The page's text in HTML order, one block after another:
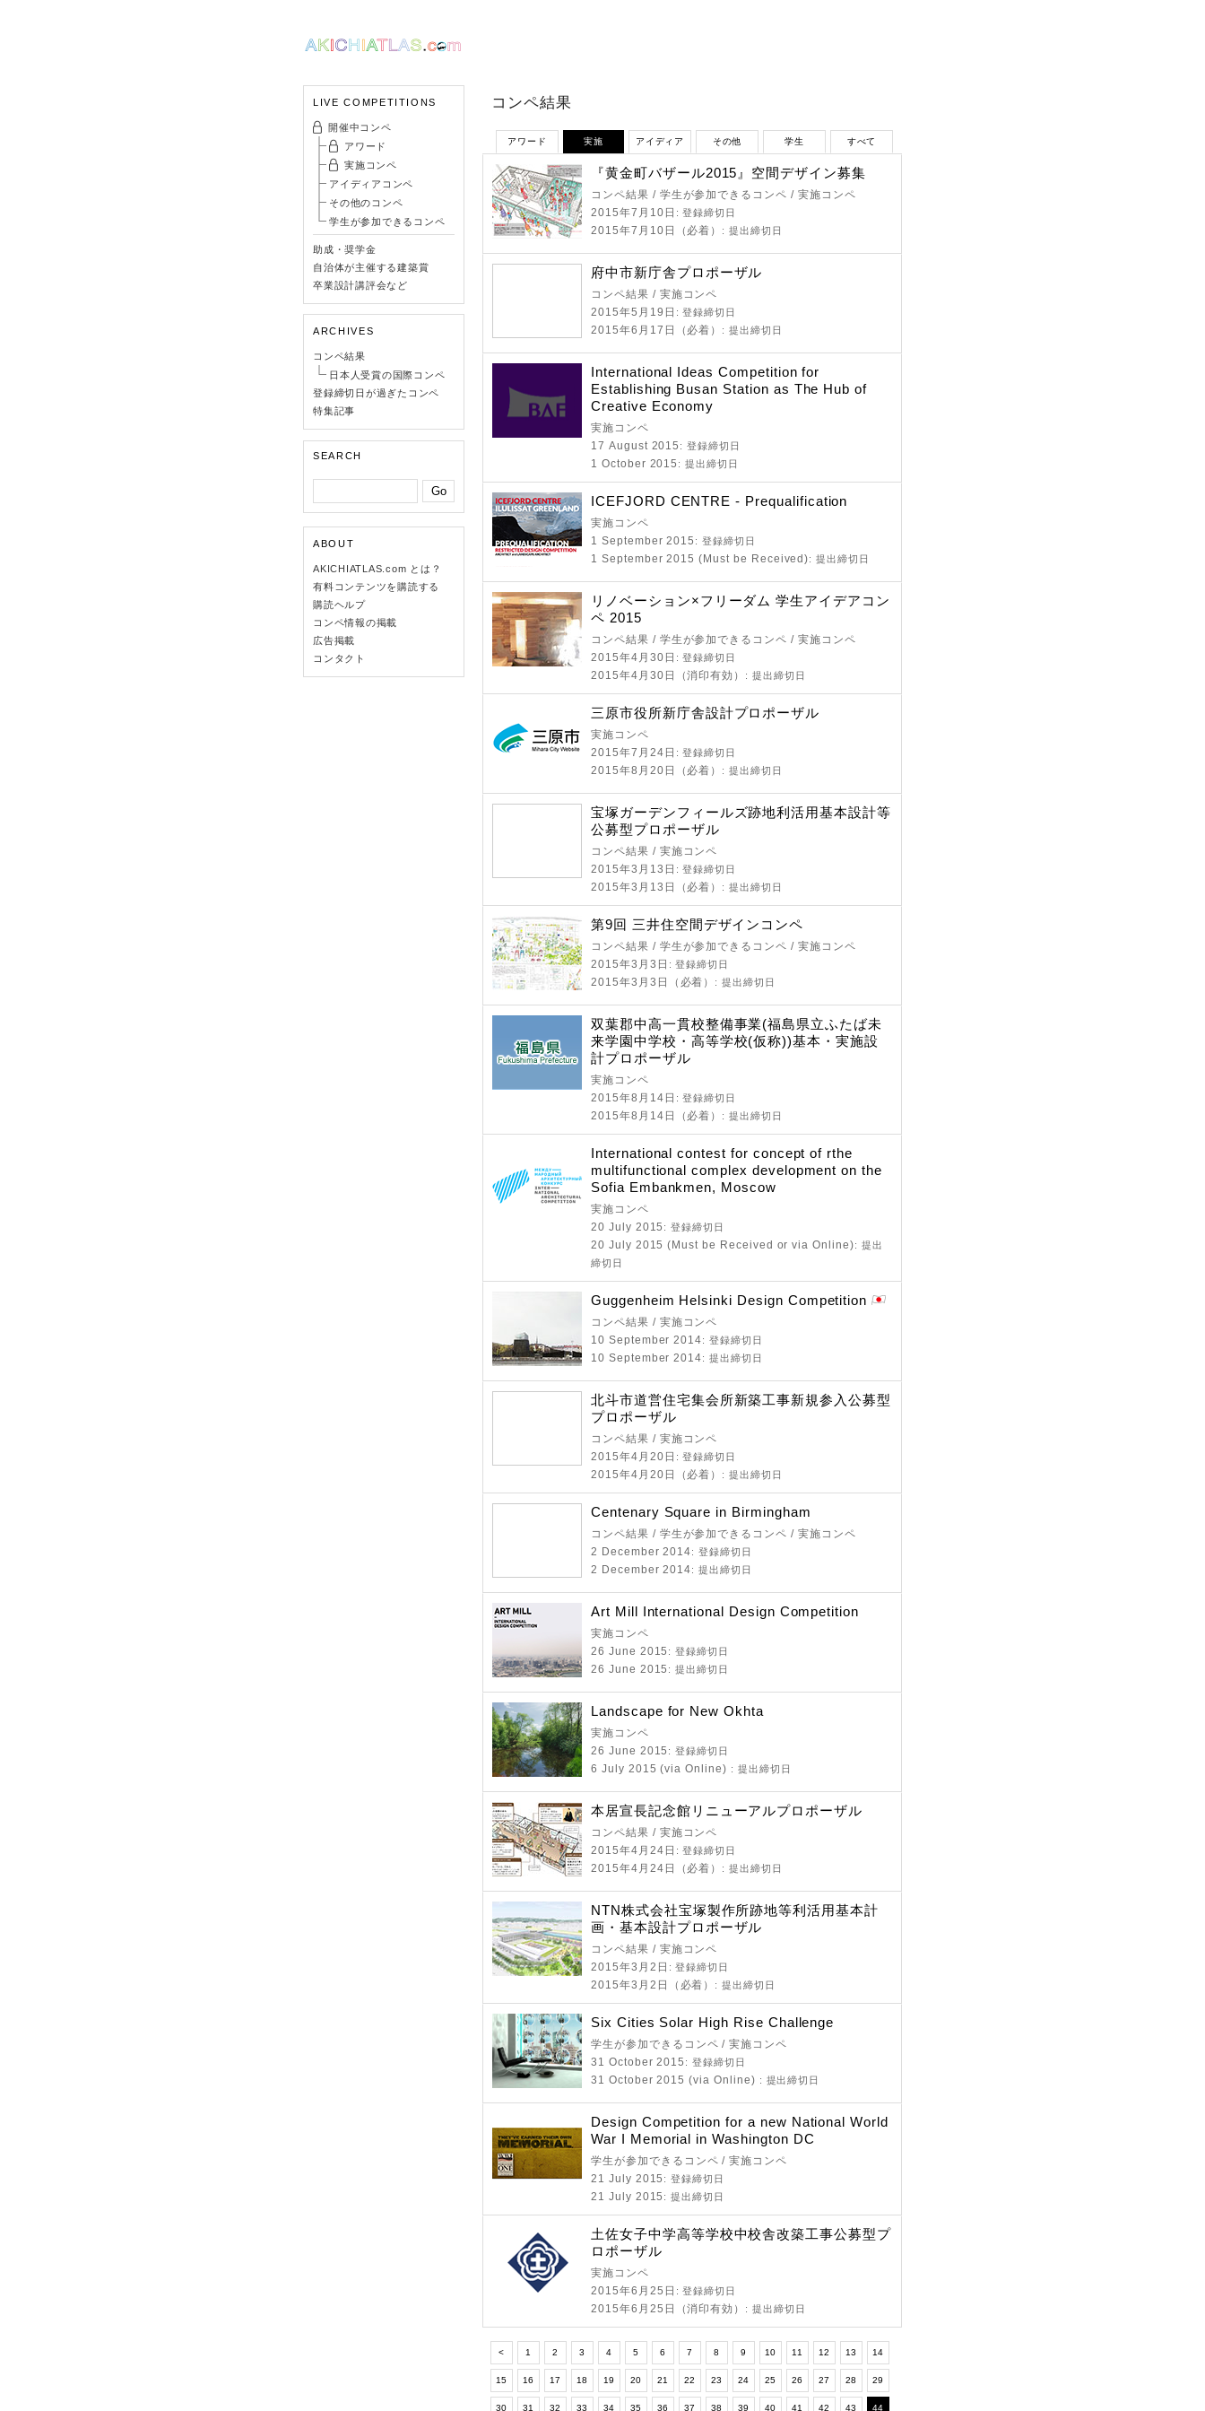
LIVE COMPETITIONS
開催中コンペ
アワード
実施コンペ
アイディアコンペ
その他のコンペ
学生が参加できるコンペ
助成・奨学金
自治体が主催する建築賞
卒業設計講評会など
ARCHIVES
コンペ結果
日本人受賞の国際コンペ
登録締切日が過ぎたコンペ
特集記事
SEARCH
ABOUT
AKICHIATLAS.com とは？
有料コンテンツを購読する
購読ヘルプ
コンペ情報の掲載
広告掲載
コンタクト
コンペ結果
すべて
学生
その他
アイディア
実施
アワード
『黄金町バザール2015』空間デザイン募集
コンペ結果 / 学生が参加できるコンペ / 実施コンペ
2015年7月10日 : 登録締切日
2015年7月10日（必着） : 提出締切日
府中市新庁舎プロポーザル
コンペ結果 / 実施コンペ
2015年5月19日 : 登録締切日
2015年6月17日（必着） : 提出締切日
International Ideas Competition for
Establishing Busan Station as The Hub of
Creative Economy
実施コンペ
17 August 2015 : 登録締切日
1 October 2015 : 提出締切日
ICEFJORD CENTRE - Prequalification
実施コンペ
1 September 2015 : 登録締切日
1 September 2015 (Must be Received): 提出締切日
リノベーション×フリーダム 学生アイデアコン
ペ 2015
コンペ結果 / 学生が参加できるコンペ / 実施コンペ
2015年4月30日 : 登録締切日
2015年4月30日（消印有効） : 提出締切日
三原市役所新庁舎設計プロポーザル
実施コンペ
2015年7月24日 : 登録締切日
2015年8月20日（必着） : 提出締切日
宝塚ガーデンフィールズ跡地利活用基本設計等
公募型プロポーザル
コンペ結果 / 実施コンペ
2015年3月13日 : 登録締切日
2015年3月13日（必着） : 提出締切日
第9回 三井住空間デザインコンペ
コンペ結果 / 学生が参加できるコンペ / 実施コンペ
2015年3月3日 : 登録締切日
2015年3月3日（必着） : 提出締切日
双葉郡中高一貫校整備事業(福島県立ふたば未
来学園中学校・高等学校(仮称))基本・実施設
計プロポーザル
実施コンペ
2015年8月14日 : 登録締切日
2015年8月14日（必着） : 提出締切日
International contest for concept of rthe
multifunctional complex development on the
Sofia Embankmen, Moscow
実施コンペ
20 July 2015 : 登録締切日
20 July 2015 (Must be Received or via Online): 提出
締切日
Guggenheim Helsinki Design Competition
コンペ結果 / 実施コンペ
10 September 2014: 登録締切日
10 September 2014: 提出締切日
北斗市道営住宅集会所新築工事新規参入公募型
プロポーザル
コンペ結果 / 実施コンペ
2015年4月20日 : 登録締切日
2015年4月20日（必着） : 提出締切日
Centenary Square in Birmingham
コンペ結果 / 学生が参加できるコンペ / 実施コンペ
2 December 2014: 登録締切日
2 December 2014: 提出締切日
Art Mill International Design Competition
実施コンペ
26 June 2015 : 登録締切日
26 June 2015 : 提出締切日
Landscape for New Okhta
実施コンペ
26 June 2015 : 登録締切日
6 July 2015 (via Online) : 提出締切日
本居宣長記念館リニューアルプロポーザル
コンペ結果 / 実施コンペ
2015年4月24日 : 登録締切日
2015年4月24日（必着） : 提出締切日
NTN株式会社宝塚製作所跡地等利活用基本計
画・基本設計プロポーザル
コンペ結果 / 実施コンペ
2015年3月2日 : 登録締切日
2015年3月2日（必着） : 提出締切日
Six Cities Solar High Rise Challenge
学生が参加できるコンペ / 実施コンペ
31 October 2015 : 登録締切日
31 October 2015 (via Online) : 提出締切日
Design Competition for a new National World
War I Memorial in Washington DC
学生が参加できるコンペ / 実施コンペ
21 July 2015 : 登録締切日
21 July 2015 : 提出締切日
土佐女子中学高等学校中校舎改築工事公募型プ
ロポーザル
実施コンペ
2015年6月25日 : 登録締切日
2015年6月25日（消印有効） : 提出締切日
< 1 2 3 4 5 6 7 8 9 10 11 12 13 14
15 16 17 18 19 20 21 22 23 24 25 26 27 28 29
30 31 32 33 34 35 36 37 38 39 40 41 42 43 44